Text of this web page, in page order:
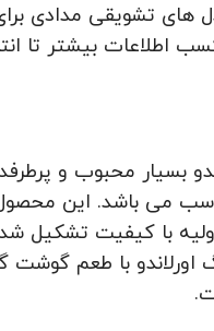
های تشویقی مدادی
اطلاعات بیشتر تا
بسیار محبوب و
می باشد. این
با کیفیت تشکیل